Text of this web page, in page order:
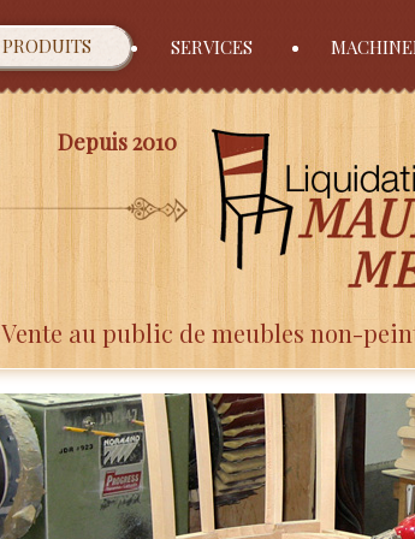
PRODUITS SERVICES
Depuis 2010
Vente au public de meubles non-